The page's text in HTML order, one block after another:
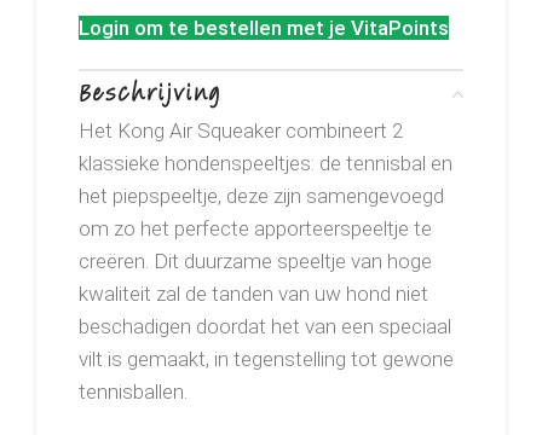
Login om te bestellen met je VitaPoints
Beschrijving
Het Kong Air Squeaker combineert 2
klassieke hondenspeeltjes: de tennisbal en
het piepspeeltje, deze zijn samengevoegd
om zo het perfecte apporteerspeeltje te
creëren. Dit duurzame speeltje van hoge
kwaliteit zal de tanden van uw hond niet
beschadigen doordat het van een speciaal
vilt is gemaakt, in tegenstelling tot gewone
tennisballen.